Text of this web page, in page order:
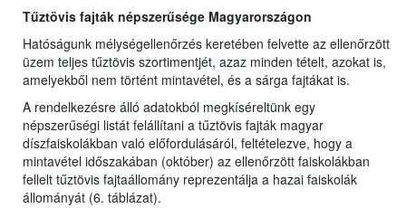
Tűztövis fajták népszerűsége Magyarországon
Hatóságunk mélységellenőrzés keretében felvette az ellenőrzött
üzem teljes tűztövis szortimentjét, azaz minden tételt, azokat is,
amelyekből nem történt mintavétel, és a sárga fajtákat is.
A rendelkezésre álló adatokból megkíséreltünk egy
népszerűségi listát felállítani a tűztövis fajták magyar
díszfaiskolákban való előfordulásáról, feltételezve, hogy a
mintavétel időszakában (október) az ellenőrzött faiskolákban
fellelt tűztövis fajtaállomány reprezentálja a hazai faiskolák
állományát (6. táblázat).